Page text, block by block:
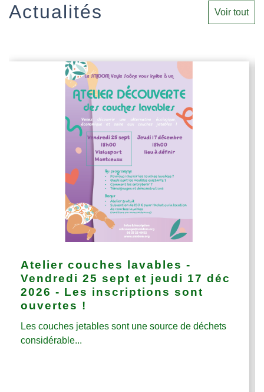
Actualités Voir tout
Atelier couches lavables -
Vendredi 25 sept et jeudi 17 déc
2026 - Les inscriptions sont
ouvertes !
Les couches jetables sont une source de déchets
considérable...